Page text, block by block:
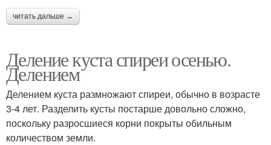
читать дальше →
Деление куста спиреи осенью.
Делением
Делением куста размножают спиреи, обычно в возрасте
3-4 лет. Разделить кусты постарше довольно сложно,
поскольку разросшиеся корни покрыты обильным
количеством земли.